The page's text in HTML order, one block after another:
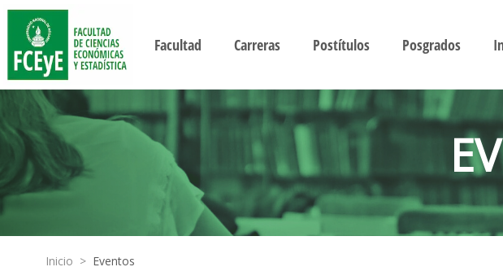
Facultad Carreras Postítulos Posgrados
Inicio > Eventos